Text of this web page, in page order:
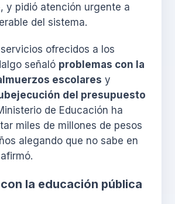
, y pidió atención urgente a
del sistema.
ofrecidos a los
señaló problemas con la
escolares y
del presupuesto
de Educación ha
miles de millones de pesos
alegando que no sabe en
la educación pública